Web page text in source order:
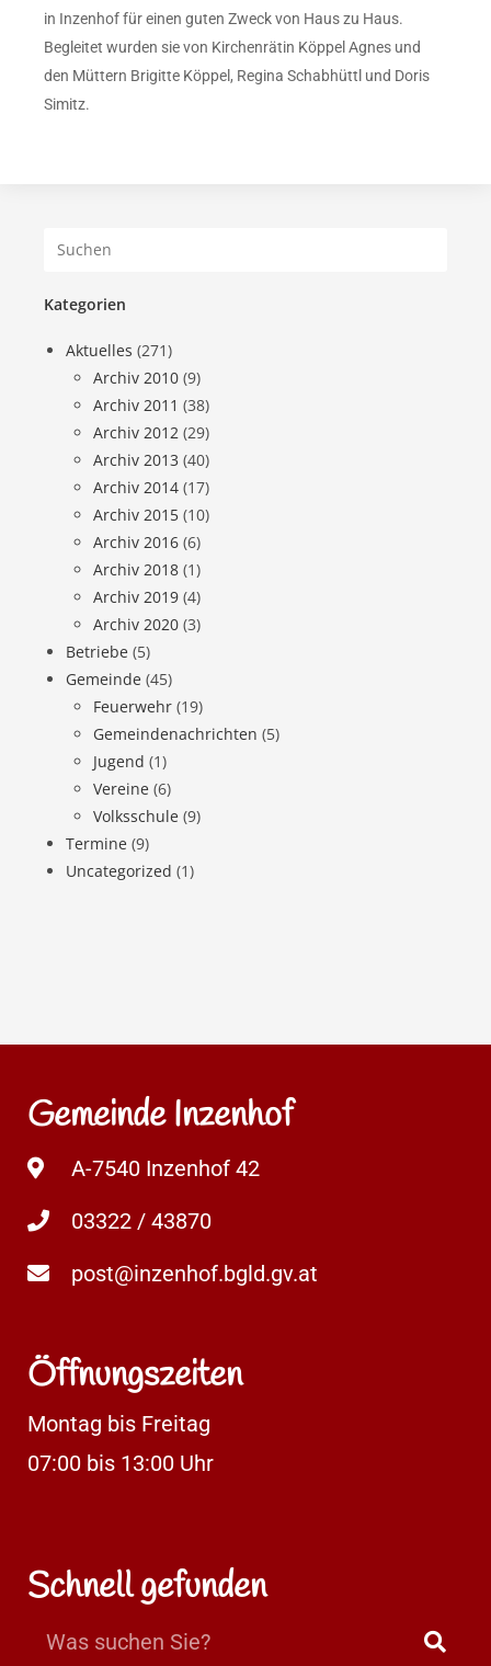
in Inzenhof für einen guten Zweck von Haus zu Haus.
Begleitet wurden sie von Kirchenrätin Köppel Agnes und
den Müttern Brigitte Köppel, Regina Schabhüttl und Doris
Simitz.
Kategorien
Aktuelles (271)
Archiv 2010 (9)
Archiv 2011 (38)
Archiv 2012 (29)
Archiv 2013 (40)
Archiv 2014 (17)
Archiv 2015 (10)
Archiv 2016 (6)
Archiv 2018 (1)
Archiv 2019 (4)
Archiv 2020 (3)
Betriebe (5)
Gemeinde (45)
Feuerwehr (19)
Gemeindenachrichten (5)
Jugend (1)
Vereine (6)
Volksschule (9)
Termine (9)
Uncategorized (1)
Gemeinde Inzenhof
A-7540 Inzenhof 42
03322 / 43870
post@inzenhof.bgld.gv.at
Öffnungszeiten
Montag bis Freitag
07:00 bis 13:00 Uhr
Schnell gefunden